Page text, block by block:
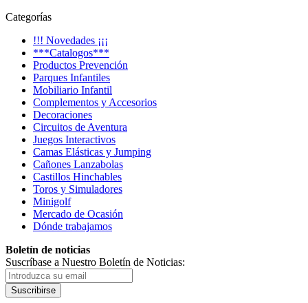
Categorías
!!! Novedades ¡¡¡
***Catalogos***
Productos Prevención
Parques Infantiles
Mobiliario Infantil
Complementos y Accesorios
Decoraciones
Circuitos de Aventura
Juegos Interactivos
Camas Elásticas y Jumping
Cañones Lanzabolas
Castillos Hinchables
Toros y Simuladores
Minigolf
Mercado de Ocasión
Dónde trabajamos
Boletín de noticias
Suscríbase a Nuestro Boletín de Noticias:
Suscribirse